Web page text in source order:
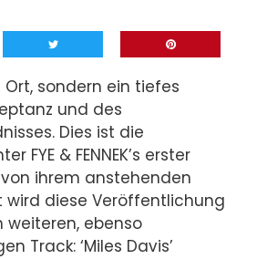
sondern ein tiefes
und des
Dies ist die
FYE & FENNEK’s erster
von ihrem anstehenden
wird diese Veröffentlichung
weiteren, ebenso
Track: ‘Miles Davis’